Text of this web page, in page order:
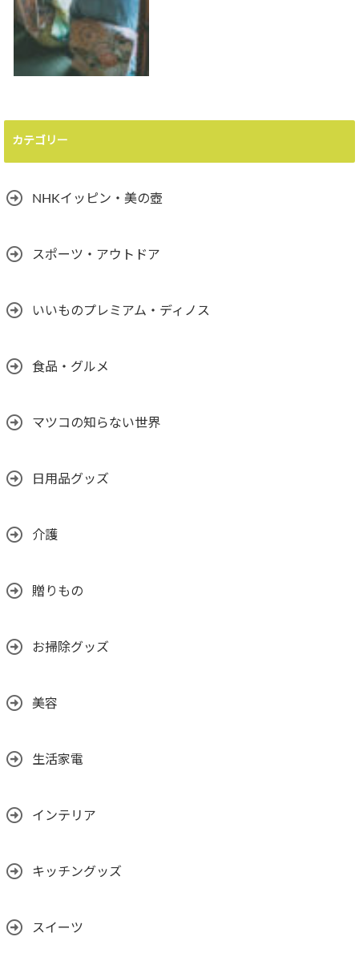
カテゴリー
NHKイッピン・美の壺
スポーツ・アウトドア
いいものプレミアム・ディノス
食品・グルメ
マツコの知らない世界
日用品グッズ
介護
贈りもの
お掃除グッズ
美容
生活家電
インテリア
キッチングッズ
スイーツ